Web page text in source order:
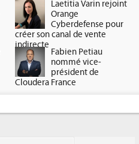
Laetitia Varin rejoint
Orange
Cyberdefense pour
créer son canal de vente
indirecte
Fabien Petiau
nommé vice-
président de
Cloudera France